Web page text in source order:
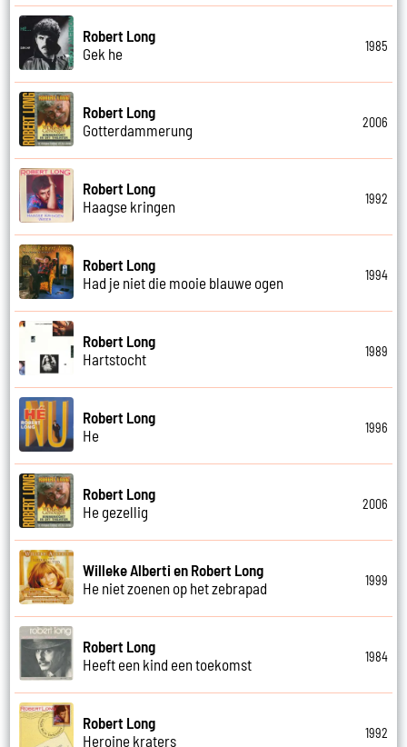
Robert Long
Gek he
1985
Robert Long
Gotterdammerung
2006
Robert Long
Haagse kringen
1992
Robert Long
Had je niet die mooie blauwe ogen
1994
Robert Long
Hartstocht
1989
Robert Long
He
1996
Robert Long
He gezellig
2006
Willeke Alberti en Robert Long
He niet zoenen op het zebrapad
1999
Robert Long
Heeft een kind een toekomst
1984
Robert Long
Heroine kraters
1992